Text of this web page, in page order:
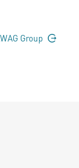
Group